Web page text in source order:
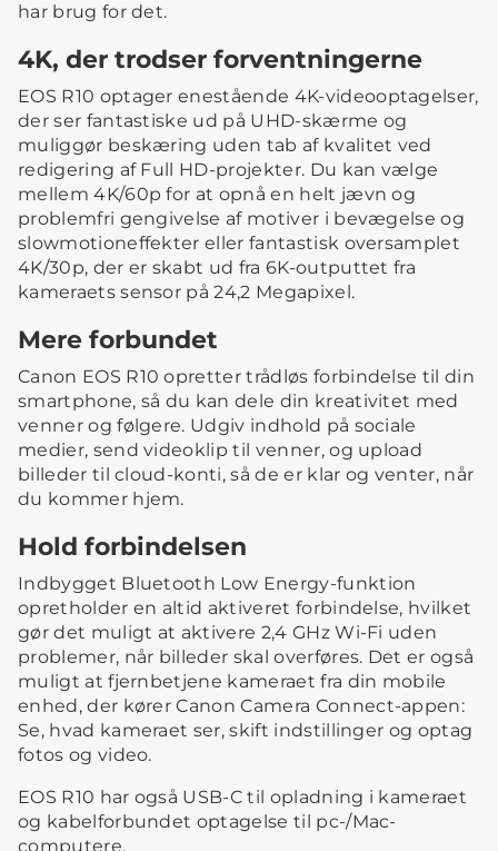
har brug for det.
4K, der trodser forventningerne
EOS R10 optager enestående 4K-videooptagelser,
der ser fantastiske ud på UHD-skærme og
muliggør beskæring uden tab af kvalitet ved
redigering af Full HD-projekter. Du kan vælge
mellem 4K/60p for at opnå en helt jævn og
problemfri gengivelse af motiver i bevægelse og
slowmotioneffekter eller fantastisk oversamplet
4K/30p, der er skabt ud fra 6K-outputtet fra
kameraets sensor på 24,2 Megapixel.
Mere forbundet
Canon EOS R10 opretter trådløs forbindelse til din
smartphone, så du kan dele din kreativitet med
venner og følgere. Udgiv indhold på sociale
medier, send videoklip til venner, og upload
billeder til cloud-konti, så de er klar og venter, når
du kommer hjem.
Hold forbindelsen
Indbygget Bluetooth Low Energy-funktion
opretholder en altid aktiveret forbindelse, hvilket
gør det muligt at aktivere 2,4 GHz Wi-Fi uden
problemer, når billeder skal overføres. Det er også
muligt at fjernbetjene kameraet fra din mobile
enhed, der kører Canon Camera Connect-appen:
Se, hvad kameraet ser, skift indstillinger og optag
fotos og video.
EOS R10 har også USB-C til opladning i kameraet
og kabelforbundet optagelse til pc-/Mac-
computere.